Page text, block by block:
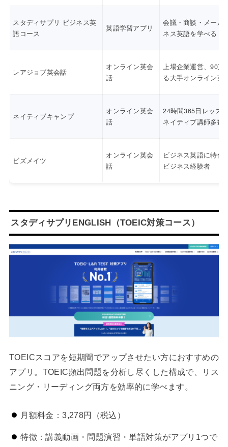
スタディサプリ ビジネス英
語コース
英語学習アプリ
会議・商談・メール
ネス英語を学べる
レアジョブ英会話
オンライン英会
話
上場企業運営、90万
る大手オンライン英
ネイティブキャンプ
オンライン英会
話
24時間365日レッス
ネイティブ講師多数
ビズメイツ
オンライン英会
話
ビジネス英語に特化
ビジネス経験者
スタディサプリENGLISH（TOEIC対策コース）
TOEICスコアを短期間でアップさせたい方におすすめの
アプリ。TOEIC頻出問題を分析し尽くした構成で、リス
ニング・リーディング両方を効率的に学べます。
月額料金：3,278円（税込）
特徴：講義動画・問題演習・単語対策がアプリ1つで